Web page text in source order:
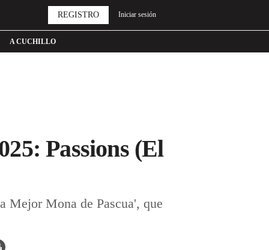
A CUCHILLO
REGISTRO Iniciar sesión
Passions (El
Mejor Mona de Pascua', que